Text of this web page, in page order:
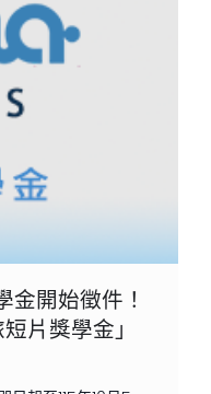
開始徵件！
片獎學金」